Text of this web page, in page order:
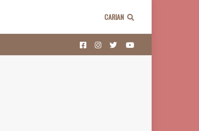
CARIAN